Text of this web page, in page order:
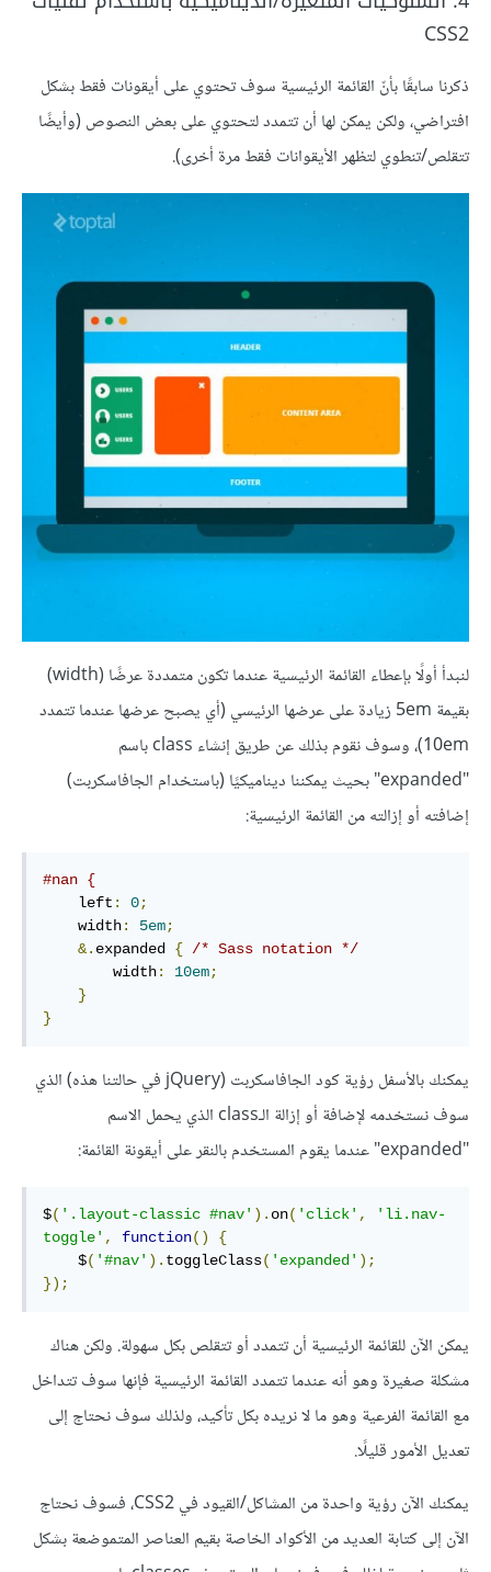
CSS2
ذكرنا سابقًا بأنّ القائمة الرئيسية سوف تحتوي على أيقونات فقط بشكل
افتراضي، ولكن يمكن لها أن تتمدد لتحتوي على بعض النصوص (وأيضًا
تتقلص/تنطوي لتظهر الأيقوانات فقط مرة أخرى).
لنبدأ أولًا بإعطاء القائمة الرئيسية عندما تكون متمددة عرضًا (width)
بقيمة 5em زيادة على عرضها الرئيسي (أي يصبح عرضها عندما تتمدد
10em)، وسوف نقوم بذلك عن طريق إنشاء class باسم
"expanded" بحيث يمكننا ديناميكيًا (باستخدام الجافاسكربت)
إضافته أو إزالته من القائمة الرئيسية:
#nan {
    left
: 0;
    width
: 5em;
&. expanded { /* Sass notation */
        width
: 10em;
}
}
يمكنك بالأسفل رؤية كود الجافاسكربت (jQuery في حالتنا هذه) الذي
سوف نستخدمه لإضافة أو إزالة الـclass الذي يحمل الاسم
"expanded" عندما يقوم المستخدم بالنقر على أيقونة القائمة:
$( '.layout-classic #nav' ). on( 'click' ,
'li.nav-
toggle' , function()
{
    $
( '#nav' ). toggleClass( 'expanded' );
});
يمكن الآن للقائمة الرئيسية أن تتمدد أو تتقلص بكل سهولة. ولكن هناك
مشكلة صغيرة وهو أنه عندما تتمدد القائمة الرئيسية فإنها سوف تتداخل
مع القائمة الفرعية وهو ما لا نريده بكل تأكيد، ولذلك سوف نحتاج إلى
تعديل الأمور قليلًا.
يمكنك الآن رؤية واحدة من المشاكل/القيود في CSS2، فسوف نحتاج
الآن إلى كتابة العديد من الأكواد الخاصة بقيم العناصر المتموضعة بشكل